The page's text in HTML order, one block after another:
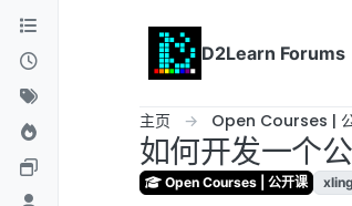
跳转至内容
D2Learn Forums
主页 Open Courses |
如何开发一个
Open Courses | 公开课